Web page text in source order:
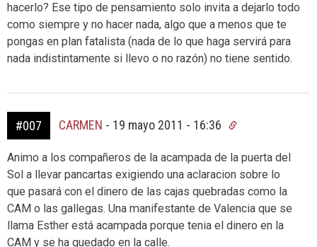
hacerlo? Ese tipo de pensamiento solo invita a dejarlo todo
como siempre y no hacer nada, algo que a menos que te
pongas en plan fatalista (nada de lo que haga servirá para
nada indistintamente si llevo o no razón) no tiene sentido.
#007 CARMEN - 19 mayo 2011 - 16:36
Animo a los compañeros de la acampada de la puerta del
Sol a llevar pancartas exigiendo una aclaracion sobre lo
que pasará con el dinero de las cajas quebradas como la
CAM o las gallegas. Una manifestante de Valencia que se
llama Esther está acampada porque tenia el dinero en la
CAM y se ha quedado en la calle.